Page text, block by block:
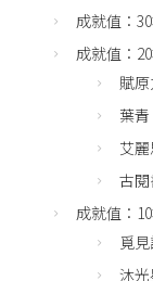
成就值：
成就值：
賦
葉
艾
古
成就值：
覓
沐